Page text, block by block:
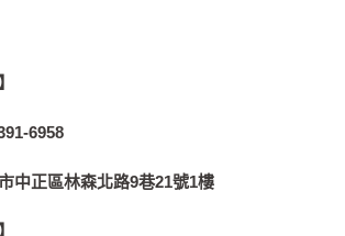
6958
中正區林森北路9巷21號1樓